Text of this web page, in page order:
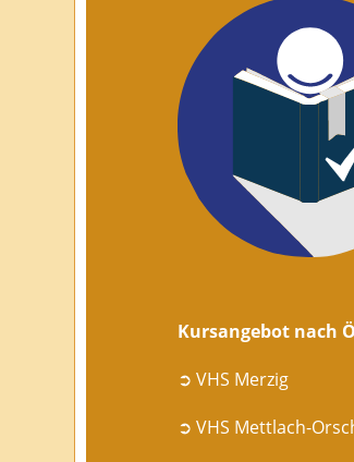
Kursangebot nach
➲ VHS Merzig
➲ VHS Mettlach-